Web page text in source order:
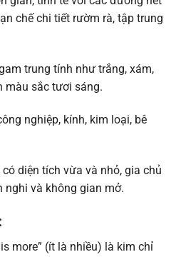
chế chi tiết rườm rà, tập trung
trung tính như trắng, xám,
màu sắc tươi sáng.
nghiệp, kính, kim loại, bê
diện tích vừa và nhỏ, gia chủ
nghi và không gian mở.
more” (ít là nhiều) là kim chỉ